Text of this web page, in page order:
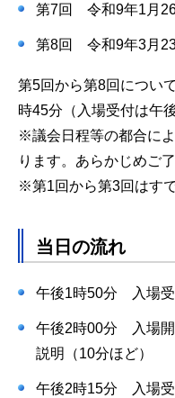
第7回 令和9年1月26
第8回 令和9年3月23
第5回から第8回につい
時45分（入場受付は午
※議会日程等の都合に
ります。あらかじめご
※第1回から第3回はす
当日の流れ
午後1時50分 入場
午後2時00分 入場開
説明（10分ほど）
午後2時15分 入場受